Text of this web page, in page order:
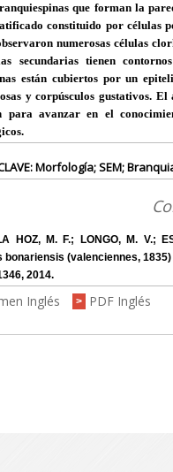
que forman la
constituido por células
numerosas células
secundarias tienen
están cubiertos por un
y corpúsculos gustativos.
para avanzar en el
CLAVE: Morfología; SEM;
HOZ, M. F.; LONGO, M. V.;
bonariensis (valenciennes,
2014.
Inglés > PDF Inglés